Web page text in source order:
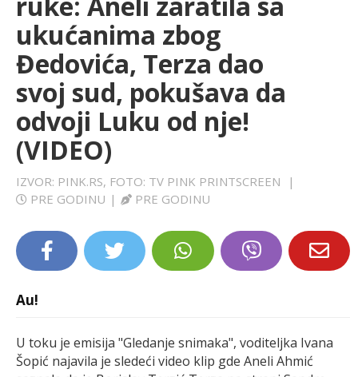
TV
SPORT
LIFESTYLE
EXTRA
ukućanima zbog
Đedovića, Terza dao
svoj sud, pokušava da
odvoji Luku od nje!
(VIDEO)
IZVOR: PINK.RS, FOTO: TV PINK PRINTSCREEN
|
PRE GODINU | PRE GODINU
Au!
U toku je emisija "Gledanje snimaka", voditeljka Ivana
Šopić najavila je sledeći video klip gde Aneli Ahmić